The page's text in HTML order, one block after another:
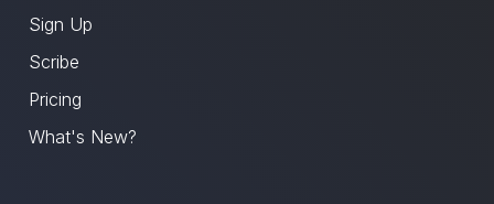
Sign Up
Scribe
Pricing
What's New?